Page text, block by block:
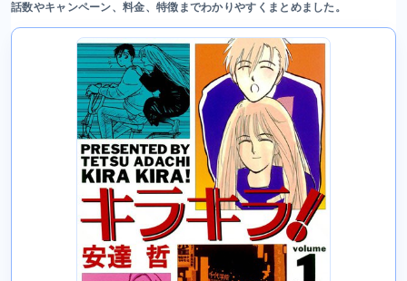
話数やキャンペーン、料金、特徴までわかりやすくまとめました。